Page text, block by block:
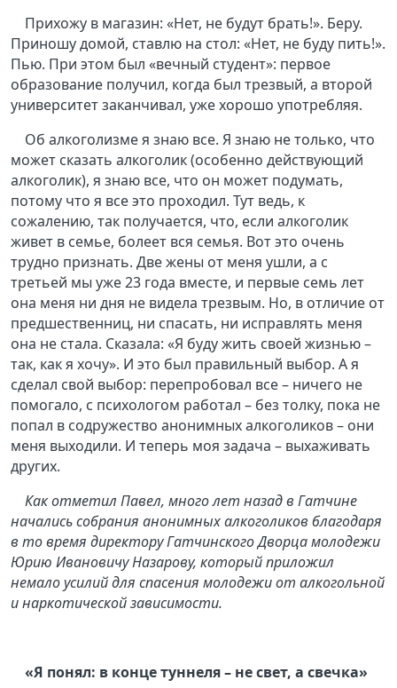
Прихожу в магазин: «Нет, не будут брать!». Беру.
Приношу домой, ставлю на стол: «Нет, не буду пить!».
Пью. При этом был «вечный студент»: первое
образование получил, когда был трезвый, а второй
университет заканчивал, уже хорошо употребляя.
Об алкоголизме я знаю все. Я знаю не только, что
может сказать алкоголик (особенно действующий
алкоголик), я знаю все, что он может подумать,
потому что я все это проходил. Тут ведь, к
сожалению, так получается, что, если алкоголик
живет в семье, болеет вся семья. Вот это очень
трудно признать. Две жены от меня ушли, а с
третьей мы уже 23 года вместе, и первые семь лет
она меня ни дня не видела трезвым. Но, в отличие от
предшественниц, ни спасать, ни исправлять меня
она не стала. Сказала: «Я буду жить своей жизнью –
так, как я хочу». И это был правильный выбор. А я
сделал свой выбор: перепробовал все – ничего не
помогало, с психологом работал – без толку, пока не
попал в содружество анонимных алкоголиков – они
меня выходили. И теперь моя задача – выхаживать
других.
Как отметил Павел, много лет назад в Гатчине
начались собрания анонимных алкоголиков благодаря
в то время директору Гатчинского Дворца молодежи
Юрию Ивановичу Назарову, который приложил
немало усилий для спасения молодежи от алкогольной
и наркотической зависимости.
«Я понял: в конце туннеля – не свет, а свечка»